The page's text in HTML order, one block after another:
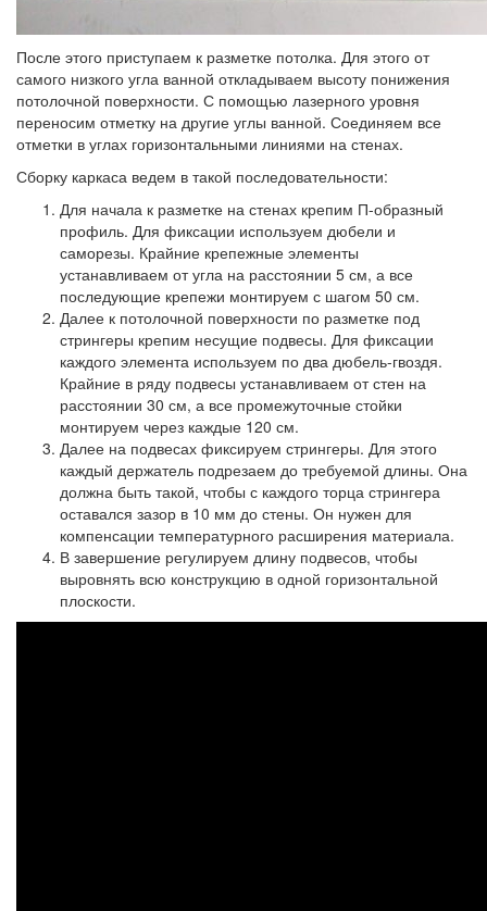
После этого приступаем к разметке потолка. Для этого от
самого низкого угла ванной откладываем высоту понижения
потолочной поверхности. С помощью лазерного уровня
переносим отметку на другие углы ванной. Соединяем все
отметки в углах горизонтальными линиями на стенах.
Сборку каркаса ведем в такой последовательности:
Для начала к разметке на стенах крепим П-образный
профиль. Для фиксации используем дюбели и
саморезы. Крайние крепежные элементы
устанавливаем от угла на расстоянии 5 см, а все
последующие крепежи монтируем с шагом 50 см.
Далее к потолочной поверхности по разметке под
стрингеры крепим несущие подвесы. Для фиксации
каждого элемента используем по два дюбель-гвоздя.
Крайние в ряду подвесы устанавливаем от стен на
расстоянии 30 см, а все промежуточные стойки
монтируем через каждые 120 см.
Далее на подвесах фиксируем стрингеры. Для этого
каждый держатель подрезаем до требуемой длины. Она
должна быть такой, чтобы с каждого торца стрингера
оставался зазор в 10 мм до стены. Он нужен для
компенсации температурного расширения материала.
В завершение регулируем длину подвесов, чтобы
выровнять всю конструкцию в одной горизонтальной
плоскости.